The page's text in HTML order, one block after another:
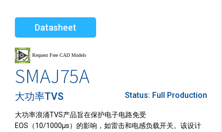
Datasheet
SMAJ75A
大功率TVS Status: Full Production
大功率浪涌TVS产品旨在保护电子电路免受
EOS（10/1000µs）的影响，如雷击和电感负载开关。该设计